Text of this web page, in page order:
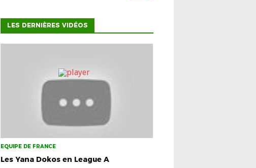
LES DERNIÈRES VIDÉOS
EQUIPE DE FRANCE
Les Yana Dokos en League A